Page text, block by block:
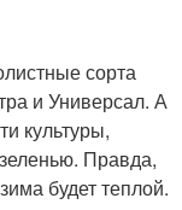
сорта
и Универсал. А
культуры,
Правда,
будет теплой.